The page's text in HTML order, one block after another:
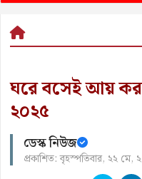
ঘরে বসেই আয়
২০২৫
ডেস্ক নিউজ
প্রকাশিত: বৃহস্পতিবার, ২২ মে,